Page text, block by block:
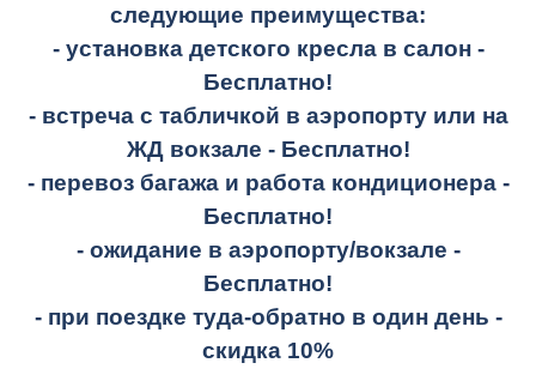
следующие преимущества:
- установка детского кресла в салон -
Бесплатно!
- встреча с табличкой в аэропорту или на
ЖД вокзале - Бесплатно!
- перевоз багажа и работа кондиционера -
Бесплатно!
- ожидание в аэропорту/вокзале -
Бесплатно!
- при поездке туда-обратно в один день -
скидка 10%